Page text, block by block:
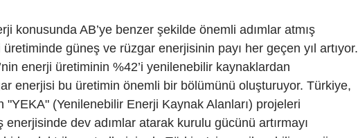
konusunda AB’ye benzer şekilde önemli adımlar atmış
güneş ve rüzgar enerjisinin payı her geçen yıl artıyor.
enerji üretiminin %42’i yenilenebilir kaynaklardan
enerjisi bu üretimin önemli bir bölümünü oluşturuyor. Türkiye,
"YEKA" (Yenilenebilir Enerji Kaynak Alanları) projeleri
dev adımlar atarak kurulu gücünü artırmayı